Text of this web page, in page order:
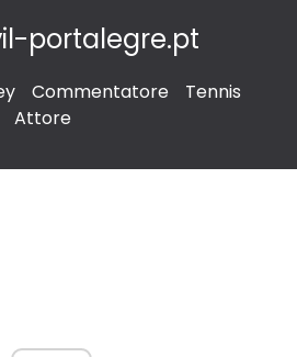
portalegre.pt
Commentatore
Tennis
Attore